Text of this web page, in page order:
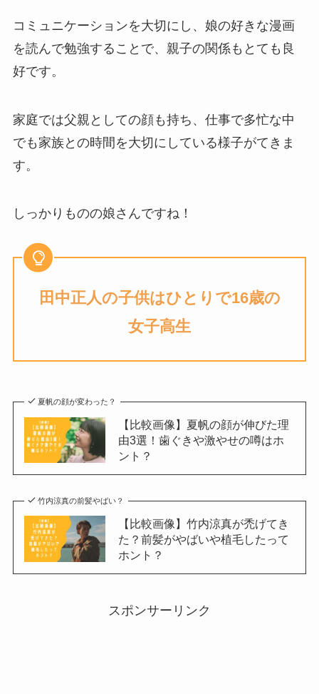
コミュニケーションを大切にし、娘の好きな漫画
を読んで勉強することで、親子の関係もとても良
好です。
家庭では父親としての顔も持ち、仕事で多忙な中
でも家族との時間を大切にしている様子がてきま
す。
しっかりものの娘さんですね！
田中正人の子供はひとりで16歳の
女子高生
夏帆の顔が変わった？
【比較画像】夏帆の顔が伸びた理
由3選！歯ぐきや激やせの噂はホ
ント？
竹内涼真の前髪やばい？
【比較画像】竹内涼真が禿げてき
た？前髪がやばいや植毛したって
ホント？
スポンサーリンク